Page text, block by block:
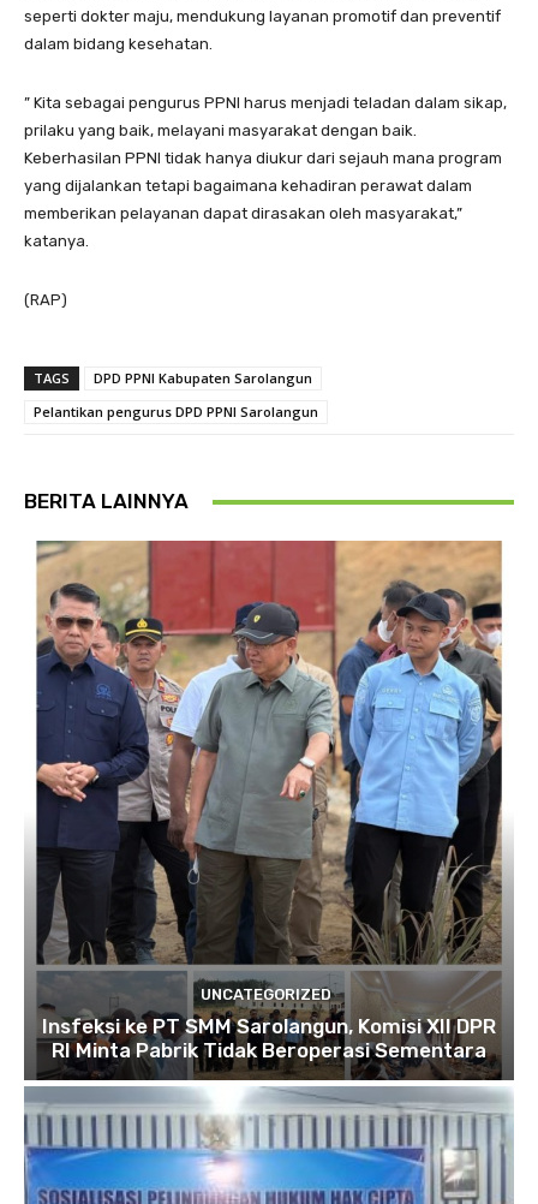
seperti dokter maju, mendukung layanan promotif dan preventif
dalam bidang kesehatan.
” Kita sebagai pengurus PPNI harus menjadi teladan dalam sikap,
prilaku yang baik, melayani masyarakat dengan baik.
Keberhasilan PPNI tidak hanya diukur dari sejauh mana program
yang dijalankan tetapi bagaimana kehadiran perawat dalam
memberikan pelayanan dapat dirasakan oleh masyarakat,”
katanya.
(RAP)
TAGS
DPD PPNI Kabupaten Sarolangun
Pelantikan pengurus DPD PPNI Sarolangun
BERITA LAINNYA
UNCATEGORIZED
Insfeksi ke PT SMM Sarolangun, Komisi XII DPR
RI Minta Pabrik Tidak Beroperasi Sementara